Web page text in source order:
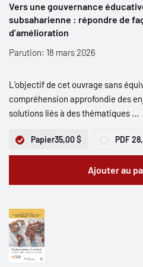
Vers une gouvernance
subsaharienne : répondre de
d’amélioration
Parution: 18 mars 2026
L’objectif de cet ouvrage sans
compréhension approfondie des
solutions liés à des thématiques ...
Papier35,00 $ PDF
Ajouter au